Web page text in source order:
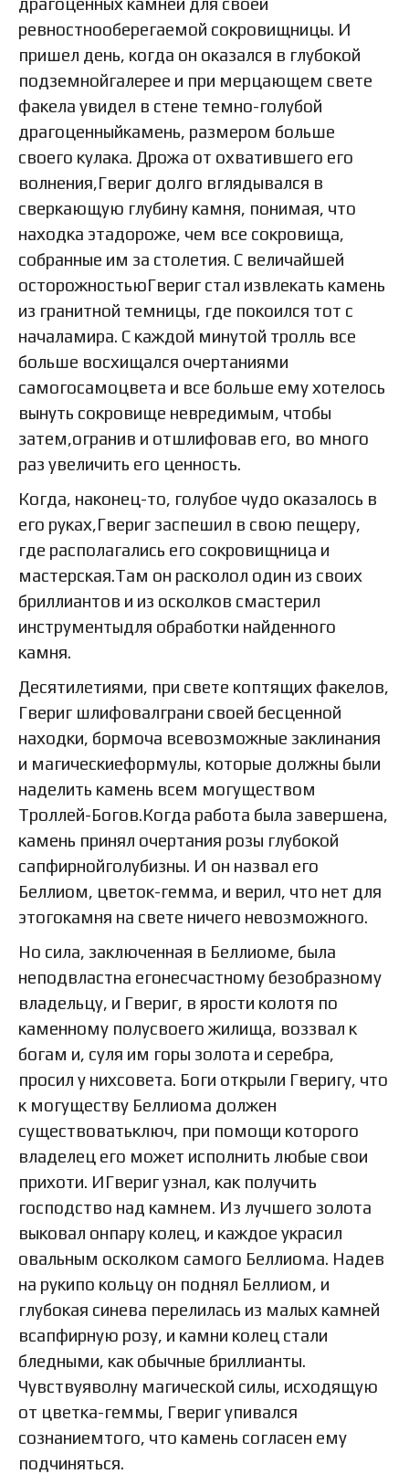
ревностнооберегаемой сокровищницы. И
пришел день, когда он оказался в глубокой
подземнойгалерее и при мерцающем свете
факела увидел в стене темно-голубой
драгоценныйкамень, размером больше
своего кулака. Дрожа от охватившего его
волнения,Гвериг долго вглядывался в
сверкающую глубину камня, понимая, что
находка этадороже, чем все сокровища,
собранные им за столетия. С величайшей
осторожностьюГвериг стал извлекать камень
из гранитной темницы, где покоился тот с
началамира. С каждой минутой тролль все
больше восхищался очертаниями
самогосамоцвета и все больше ему хотелось
вынуть сокровище невредимым, чтобы
затем,огранив и отшлифовав его, во много
раз увеличить его ценность.
Когда, наконец-то, голубое чудо оказалось в
его руках,Гвериг заспешил в свою пещеру,
где располагались его сокровищница и
мастерская.Там он расколол один из своих
бриллиантов и из осколков смастерил
инструментыдля обработки найденного
камня.
Десятилетиями, при свете коптящих факелов,
Гвериг шлифовалграни своей бесценной
находки, бормоча всевозможные заклинания
и магическиеформулы, которые должны были
наделить камень всем могуществом
Троллей-Богов.Когда работа была завершена,
камень принял очертания розы глубокой
сапфирнойголубизны. И он назвал его
Беллиом, цветок-гемма, и верил, что нет для
этогокамня на свете ничего невозможного.
Но сила, заключенная в Беллиоме, была
неподвластна егонесчастному безобразному
владельцу, и Гвериг, в ярости колотя по
каменному полусвоего жилища, воззвал к
богам и, суля им горы золота и серебра,
просил у нихсовета. Боги открыли Гверигу, что
к могуществу Беллиома должен
существоватьключ, при помощи которого
владелец его может исполнить любые свои
прихоти. ИГвериг узнал, как получить
господство над камнем. Из лучшего золота
выковал онпару колец, и каждое украсил
овальным осколком самого Беллиома. Надев
на рукипо кольцу он поднял Беллиом, и
глубокая синева перелилась из малых камней
всапфирную розу, и камни колец стали
бледными, как обычные бриллианты.
Чувствуяволну магической силы, исходящую
от цветка-геммы, Гвериг упивался
сознаниемтого, что камень согласен ему
подчиняться.